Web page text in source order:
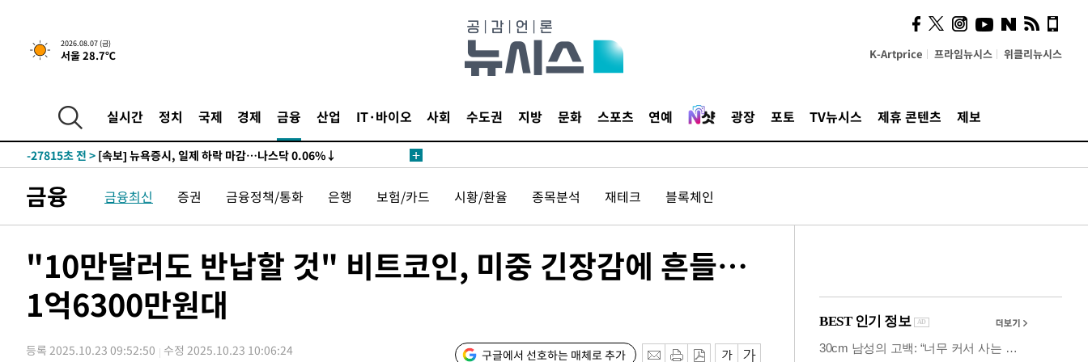
2026.08.07 (금)
서울 28.7℃ K-Artprice 프라임뉴시스 위클리뉴시스
실시간 정치 국제 경제 금융 산업 IT·바이오 사회 수도권 지방 문화 스포츠 연예 광장 포토 TV뉴시스 제휴 콘텐츠 제보
-31964초 전 >
[속보]美, 폴리실리콘 수입 규제…파생제품 15% 관세, 120일 후
-30115초 전 >
-27815초 전 > [속보] 뉴욕증시, 일제 하락 마감…나스닥 0.06%↓
발효
-30135초 전 >
[속보]트럼프, 美 원정출산 금지 행정명령 서명
-27835초 전 >[속보] 뉴욕증시, 일제 하락 마감…나스닥 0.06%↓
금융 금융최신 증권 금융정책/통화 은행 보험/카드 시황/환율 종목분석 재테크 블록체인
"10만달러도 반납할 것" 비트코인, 미중 긴장감에 흔들…
1억6300만원대
등록 2025.10.23 09:52:50 수정 2025.10.23 10:06:24 구글에서 선호하는 매체로 추가
의견, 국토부·LH에 충실히
전달할 것"